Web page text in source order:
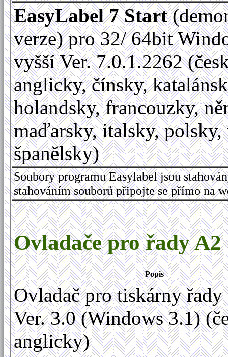
EasyLabel 7 Start
verze) pro 32/ 64bit
vyšší Ver. 7.0.1.2262
anglicky, čínsky,
holandsky, francouzky,
maďarsky, italsky, polsky,
španělsky)
Soubory programu Easylabel jsou
stahováním souborů připojte se přímo na
Ovladače pro řady
Popis
Ovladač pro tiskárny řady
Ver. 3.0 (Windows 3.1)
anglicky)